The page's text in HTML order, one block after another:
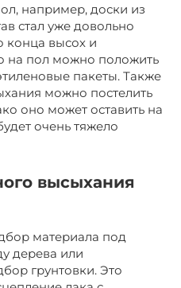
например, доски из
стал уже довольно
конца высох и
на пол можно положить
пакеты. Также
можно постелить
оно может оставить на
очень тяжело
высыхания
материала под
дерева или
грунтовки. Это